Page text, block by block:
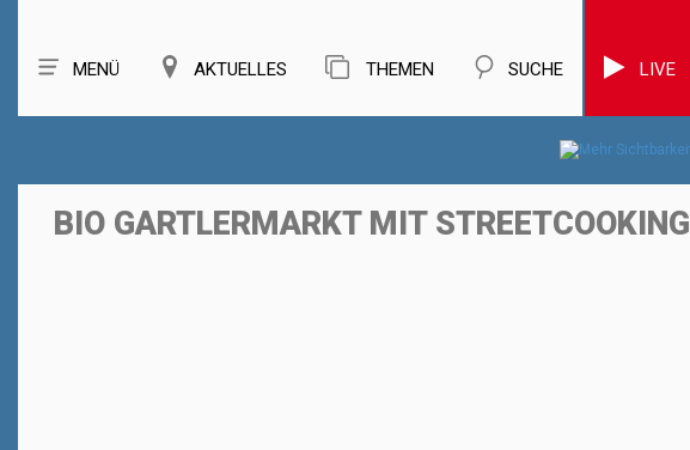
MENÜ AKTUELLES THEMEN SUCHE LIVE
BIO GARTLERMARKT MIT STREETCOOKING